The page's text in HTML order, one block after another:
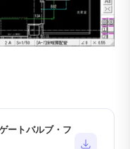
ートバルブ・フ